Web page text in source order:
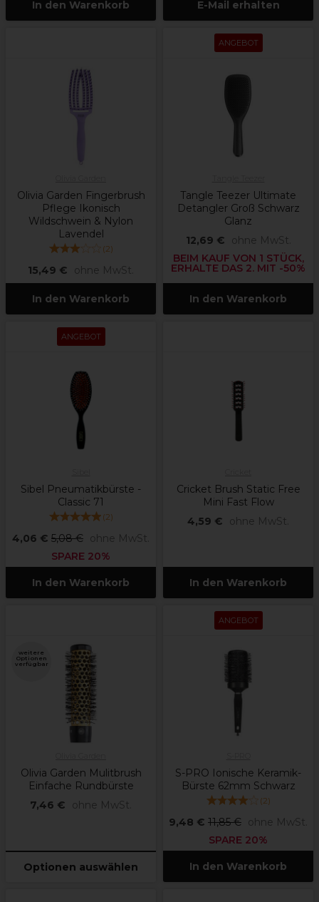
In den Warenkorb E-Mail erhalten
Olivia Garden Fingerbrush
Pflege Ikonisch
Wildschwein & Nylon
Lavendel
(2)
15,49 € ohne MwSt.
In den Warenkorb
ANGEBOT
Tangle Teezer Ultimate
Detangler Groß Schwarz
Glanz
12,69 €
ohne MwSt.
BEIM KAUF VON 1 STÜCK,
ERHALTE DAS 2. MIT -50%
In den Warenkorb
ANGEBOT
Sibel Pneumatikbürste -
Classic 71
(2)
4,06 € 5,08 € ohne MwSt.
SPARE 20%
In den Warenkorb
Cricket Brush Static Free
Mini Fast Flow
4,59 €
ohne MwSt.
In den Warenkorb
weitere
Optionen
verfügbar
Olivia Garden Mulitbrush
Einfache Rundbürste
7,46 €
ohne MwSt.
Optionen auswählen
ANGEBOT
S-PRO Ionische Keramik-
Bürste 62mm Schwarz
(2)
9,48 € 11,85 € ohne MwSt.
SPARE 20%
In den Warenkorb